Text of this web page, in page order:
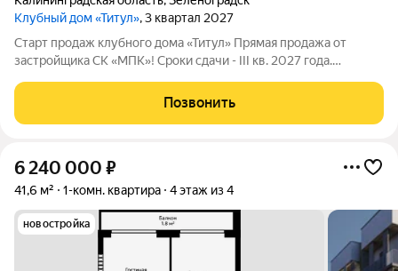
Клубный дом «Титул», 3 квартал 2027
Старт продаж клубного дома «Титул» Прямая продажа от
застройщика СК «МПК»! Сроки сдачи - III кв. 2027 года.
стремится к эксклюзивности во всем, желает наслаждаться
неспешной жизнью у моря,
Позвонить
6 240 000 ₽
41,6 м² 1-комн. квартира 4 этаж из 4
новостройка